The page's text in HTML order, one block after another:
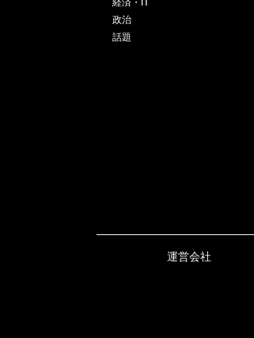
政治
話題
運営会社